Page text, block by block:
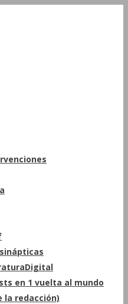
en 1 vuelta al mundo
la redacción)